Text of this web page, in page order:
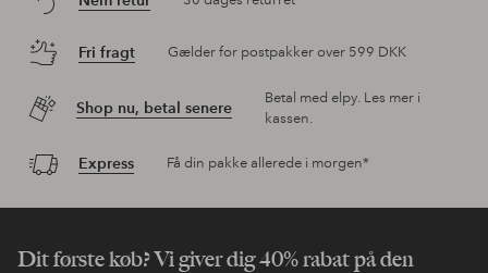
Fri fragt Gælder for postpakker over 599 DKK
Shop nu, betal senere
Betal med elpy. Les mer i
kassen.
Express Få din pakke allerede i morgen*
Dit første køb? Vi giver dig 40% rabat på den